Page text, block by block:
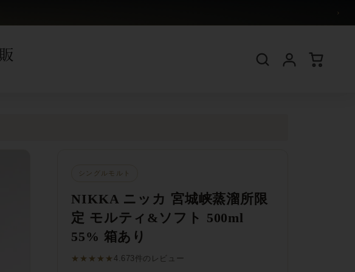
›
シングルモルト
NIKKA ニッカ 宮城峡蒸溜所限
定 モルティ&ソフト 500ml
55% 箱あり
★★★★★ 4.673件のレビュー